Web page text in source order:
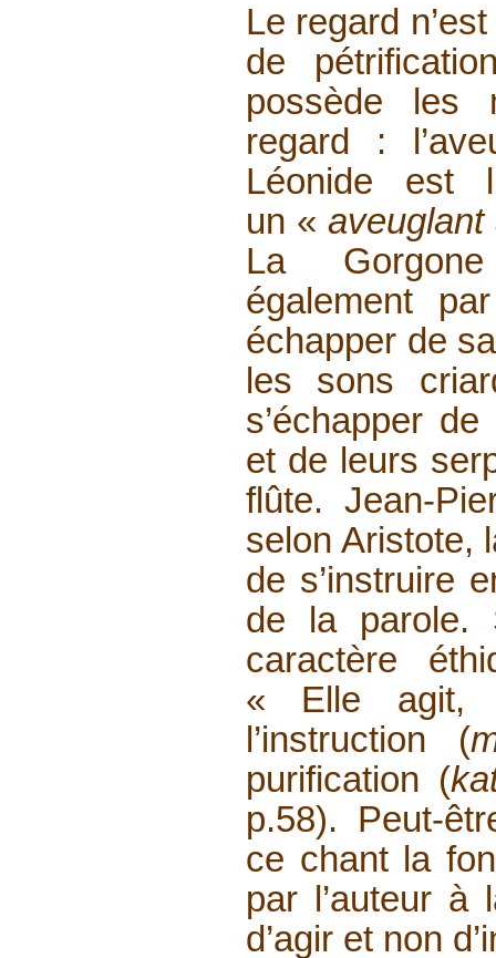
Le regard
de
possède les
regard :
Léonide est
un «
La
également
échapper de
les sons
s’échapper
et de leurs
flûte. Jean-
selon Aristote,
de s’instruire
de la parole.
caractère
« Elle agit,
l’instruction (
purification (
p.58). Peut-
ce chant la
par l’auteur
d’agir et non